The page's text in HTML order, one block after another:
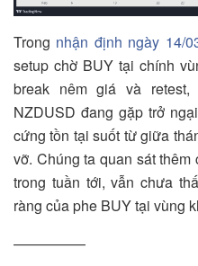
Trong nhận định ngày 14/
setup chờ BUY tại chính
break nêm giá và
NZDUSD đang gặp trở
cứng tồn tại suốt từ giữa
vỡ. Chúng ta quan sát
trong tuần tới, vẫn chưa
ràng của phe BUY tại vùng
—————